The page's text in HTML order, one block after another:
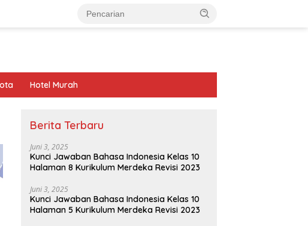
Hotel Murah
Berita Terbaru
Juni 3, 2025
Kunci Jawaban Bahasa Indonesia Kelas 10
Halaman 8 Kurikulum Merdeka Revisi 2023
Juni 3, 2025
Kunci Jawaban Bahasa Indonesia Kelas 10
Halaman 5 Kurikulum Merdeka Revisi 2023